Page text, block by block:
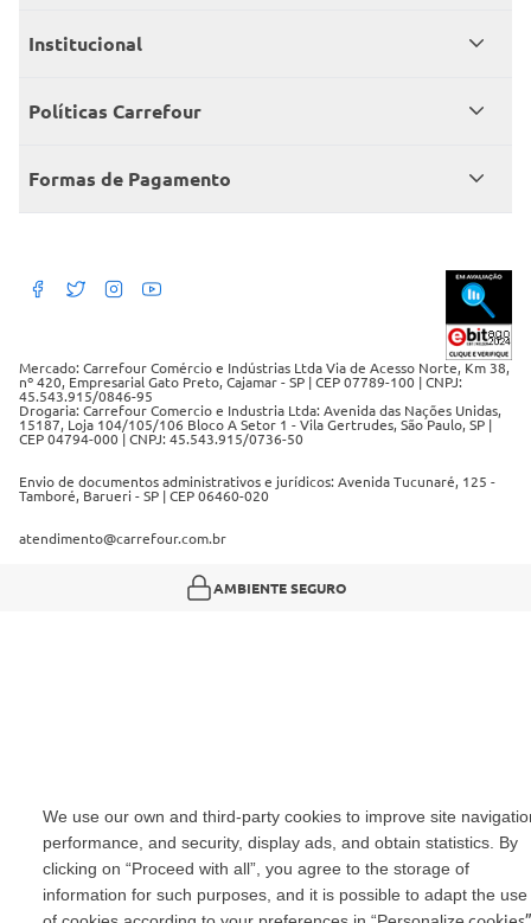
We use our own and third-party cookies to improve site
performance, and security, display ads, and obtain statistics. By
clicking on “Proceed with all”, you agree to the storage of
information for such purposes, and it is possible to adapt the use
Meus pedidos
Consumidor.gov
Institucional
Grupo Carrefour Brasil
Produtos Carrefour
Políticas Carrefour
Políticas de entregas
Políticas de trocas e devoluções
Formas de Pagamento
Débito Bancário
Mercado: Carrefour Comércio e Indústrias Ltda Via de Acesso Norte, Km 38,
nº 420, Empresarial Gato Preto, Cajamar - SP | CEP 07789-100 | CNPJ:
45.543.915/0846-95
Drogaria: Carrefour Comercio e Industria Ltda: Avenida das Nações Unidas,
15187, Loja 104/105/106 Bloco A Setor 1 - Vila Gertrudes, São Paulo, SP |
CEP 04794-000 | CNPJ: 45.543.915/0736-50
Envio de documentos administrativos e jurídicos: Avenida Tucunaré, 125 -
Tamboré, Barueri - SP | CEP 06460-020
atendimento@carrefour.com.br
AMBIENTE SEGURO